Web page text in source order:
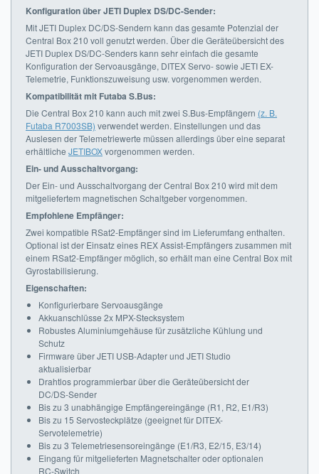
KONTAKT
MEIN KONTO
WARENKORB
Konfiguration über JETI Duplex DS/DC-Sender:
Mit JETI Duplex DC/DS-Sendern kann das gesamte Potenzial der
Central Box 210 voll genutzt werden. Über die Geräteübersicht des
JETI Duplex DS/DC-Senders kann sehr einfach die gesamte
Konfiguration der Servoausgänge, DITEX Servo- sowie JETI EX-
Telemetrie, Funktionszuweisung usw. vorgenommen werden.
Kompatibilität mit Futaba S.Bus:
Die Central Box 210 kann auch mit zwei S.Bus-Empfängern (z. B.
Futaba R7003SB) verwendet werden. Einstellungen und das
Auslesen der Telemetriewerte müssen allerdings über eine separat
erhältliche JETIBOXvorgenommen werden.
Ein- und Ausschaltvorgang:
Der Ein- und Ausschaltvorgang der Central Box 210 wird mit dem
mitgeliefertem magnetischen Schaltgeber vorgenommen.
Empfohlene Empfänger:
Zwei kompatible RSat2-Empfänger sind im Lieferumfang enthalten.
Optional ist der Einsatz eines REX Assist-Empfängers zusammen mit
einem RSat2-Empfänger möglich, so erhält man eine Central Box mit
Gyrostabilisierung.
Eigenschaften:
Konfigurierbare Servoausgänge
Akkuanschlüsse 2x MPX-Stecksystem
Robustes Aluminiumgehäuse für zusätzliche Kühlung und
Schutz
Firmware über JETI USB-Adapter und JETI Studio
aktualisierbar
Drahtlos programmierbar über die Geräteübersicht der
DC/DS-Sender
Bis zu 3 unabhängige Empfängereingänge (R1, R2, E1/R3)
Bis zu 15 Servosteckplätze (geeignet für DITEX-
Servotelemetrie)
Bis zu 3 Telemetriesensoreingänge (E1/R3, E2/15, E3/14)
Eingang für mitgelieferten Magnetschalter oder optionalen
RC-Switch